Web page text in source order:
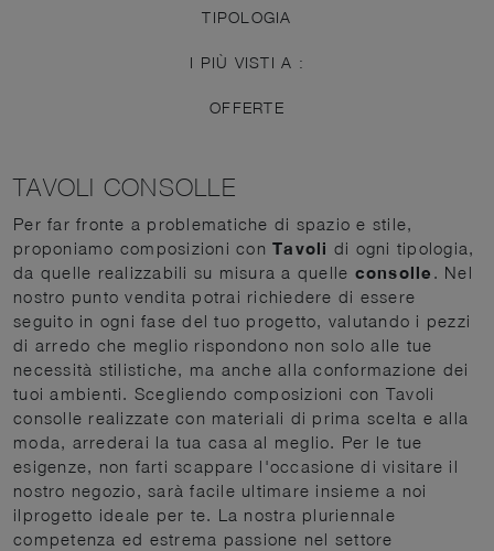
TIPOLOGIA
I PIÙ VISTI A :
OFFERTE
TAVOLI CONSOLLE
Per far fronte a problematiche di spazio e stile,
proponiamo composizioni con Tavoli di ogni tipologia,
da quelle realizzabili su misura a quelle consolle . Nel
nostro punto vendita potrai richiedere di essere
seguito in ogni fase del tuo progetto, valutando i pezzi
di arredo che meglio rispondono non solo alle tue
necessità stilistiche, ma anche alla conformazione dei
tuoi ambienti. Scegliendo composizioni con Tavoli
consolle realizzate con materiali di prima scelta e alla
moda, arrederai la tua casa al meglio. Per le tue
esigenze, non farti scappare l'occasione di visitare il
nostro negozio, sarà facile ultimare insieme a noi
ilprogetto ideale per te. La nostra pluriennale
competenza ed estrema passione nel settore